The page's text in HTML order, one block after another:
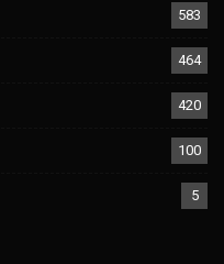
583
464
420
100
5